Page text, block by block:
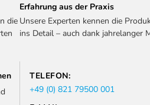
die
Erfahrung aus der Praxis
Unsere Experten kennen die
ins Detail – auch dank jahrelanger
TELEFON:
+49 (0) 821 79500 001